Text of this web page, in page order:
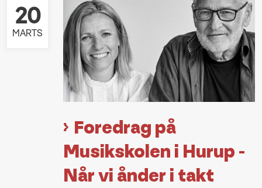
Foredrag på
Musikskolen i Hurup -
Når vi ånder i takt
20
MARTS